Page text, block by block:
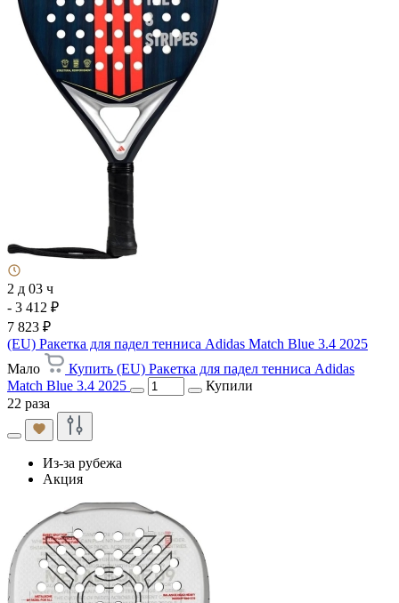
2 д 03 ч
- 3 412 ₽
7 823 ₽
(EU) Ракетка для падел тенниса Adidas Match Blue 3.4 2025
Мало
Купить (EU) Ракетка для падел тенниса Adidas
Match Blue 3.4 2025
Купили
22 раза
Из-за рубежа
Акция